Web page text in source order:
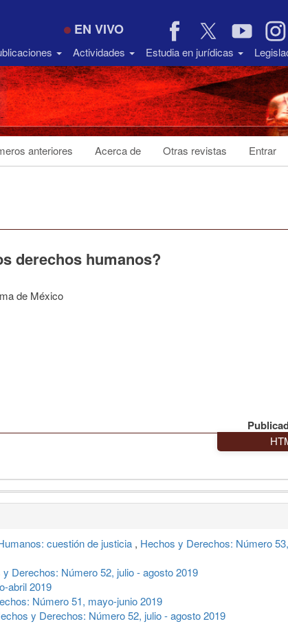
EN VIVO
Actividades Estudia en jurídicas
anteriores Acerca de Otras revistas Entrar
derechos humanos?
de México
cuestión de justicia , Hechos y Derechos: Número
y Derechos: Número 52, julio - agosto 2019
abril 2019
Número 51, mayo-junio 2019
y Derechos: Número 52, julio - agosto 2019